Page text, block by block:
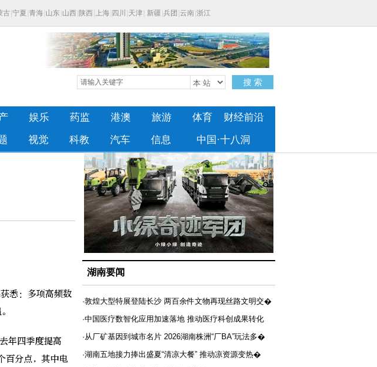
悉：多项高频数
年四季度提高
百分点，其中电
湖南要闻
·敦煌大型特展登陆长沙 两百余件文物再现丝路文明交�
·中国医疗数智化应用加速落地 推动医疗科创成果转化
·从厂矿基因到城市名片 2026湖南株洲“厂BA”玩法多�
·湖南五地接力捧出盛夏“清凉大餐” 推动凉资源变热�